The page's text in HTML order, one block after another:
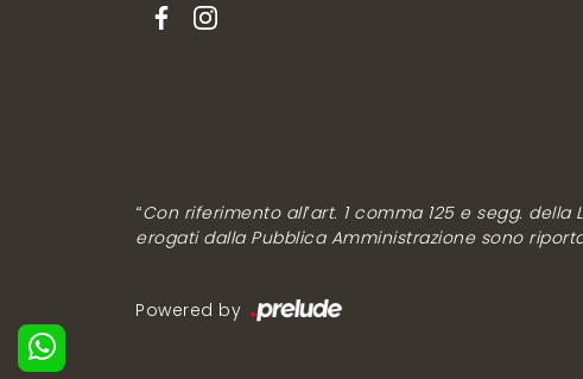
“Con riferimento all’art. 1 comma 125 e segg.
erogati dalla Pubblica Amministrazione sono
Powered by